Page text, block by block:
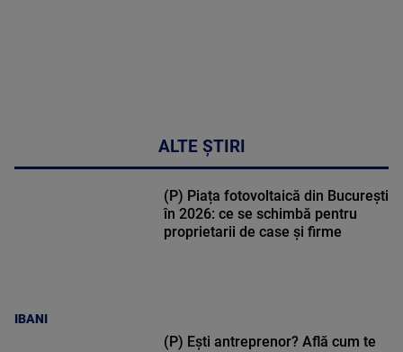
ALTE ȘTIRI
IBANI
(P) Piața fotovoltaică din București
în 2026: ce se schimbă pentru
proprietarii de case și firme
(P) Ești antreprenor? Află cum te